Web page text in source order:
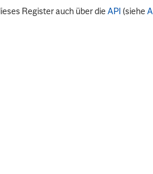
Register auch über dieAPI (siehe